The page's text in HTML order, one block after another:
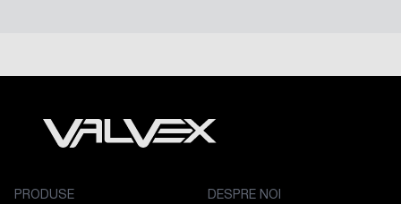
PRODUSE DESPRE NOI